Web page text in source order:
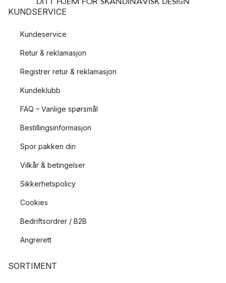
KUNDSERVICE
Kundeservice
Retur & reklamasjon
Registrer retur & reklamasjon
Kundeklubb
FAQ – Vanlige spørsmål
Bestillingsinformasjon
Spor pakken din
Vilkår & betingelser
Sikkerhetspolicy
Cookies
Bedriftsordrer / B2B
Angrerett
SORTIMENT